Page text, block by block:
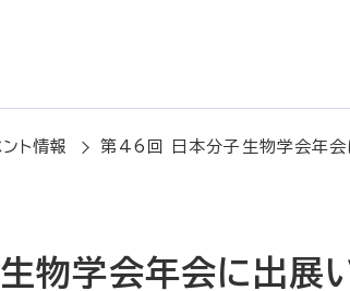
ント情報 第46回 日本分子生物学会年会
物学会年会に出展